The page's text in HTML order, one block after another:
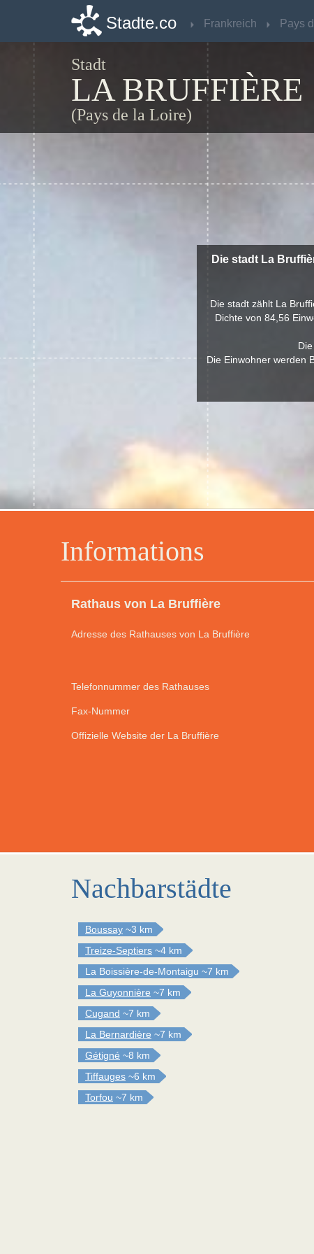
Stadte.co Frankreich
Stadt
LA BRUFFIÈRE
(Pays de la Loire)
Informations
Rathaus von La Bruffière
Adresse des Rathauses von La Bruffière
Telefonnummer des Rathauses
Fax-Nummer
Offizielle Website der La Bruffière
Die stadt La
Die stadt zählt La
Dichte von 84,56
Die Einwohner werden
Nachbarstädte
Boussay ~3 km
Treize-Septiers ~4 km
La Boissière-de-Montaigu ~7 km
La Guyonnière ~7 km
Cugand ~7 km
La Bernardière ~7 km
Gétigné ~8 km
Tiffauges ~6 km
Torfou ~7 km
Stadte.co Frankreich